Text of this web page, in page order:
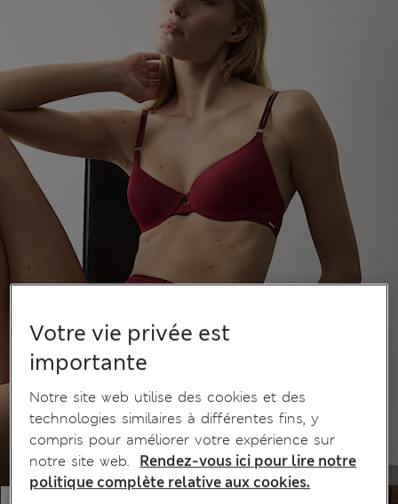
Votre vie privée est
importante
Notre site web utilise des cookies et des
technologies similaires à différentes fins, y
compris pour améliorer votre expérience sur
notre site web.
Rendez-vous ici pour lire notre
politique complète relative aux cookies.